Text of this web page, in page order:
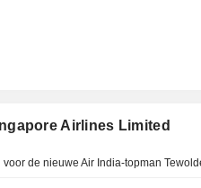
Airlines Limited
voor de nieuwe Air India-topman